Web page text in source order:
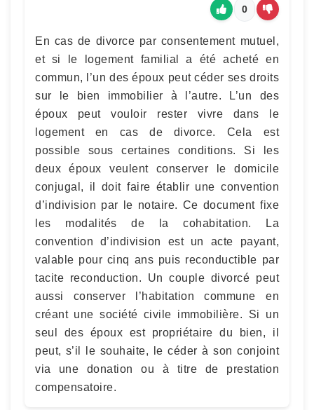
0
En cas de divorce par consentement mutuel,
et si le logement familial a été acheté en
commun, l’un des époux peut céder ses droits
sur le bien immobilier à l’autre. L’un des
époux peut vouloir rester vivre dans le
logement en cas de divorce. Cela est
possible sous certaines conditions. Si les
deux époux veulent conserver le domicile
conjugal, il doit faire établir une convention
d’indivision par le notaire. Ce document fixe
les modalités de la cohabitation. La
convention d’indivision est un acte payant,
valable pour cinq ans puis reconductible par
tacite reconduction. Un couple divorcé peut
aussi conserver l’habitation commune en
créant une société civile immobilière. Si un
seul des époux est propriétaire du bien, il
peut, s’il le souhaite, le céder à son conjoint
via une donation ou à titre de prestation
compensatoire.